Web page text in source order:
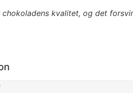
kvalitet, og det